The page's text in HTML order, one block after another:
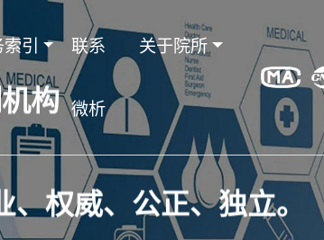
引 联系
微析
关于院所
构
权威、公正、独立。